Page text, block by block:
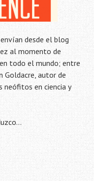
desde el blog
al momento de
todo el mundo; entre
Goldacre, autor de
neófitos en ciencia y